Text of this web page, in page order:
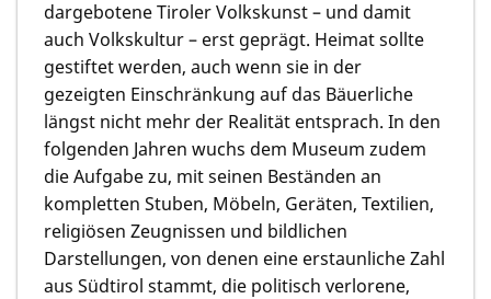
dargebotene Tiroler Volkskunst – und damit
auch Volkskultur – erst geprägt. Heimat sollte
gestiftet werden, auch wenn sie in der
gezeigten Einschränkung auf das Bäuerliche
längst nicht mehr der Realität entsprach. In den
folgenden Jahren wuchs dem Museum zudem
die Aufgabe zu, mit seinen Beständen an
kompletten Stuben, Möbeln, Geräten, Textilien,
religiösen Zeugnissen und bildlichen
Darstellungen, von denen eine erstaunliche Zahl
aus Südtirol stammt, die politisch verlorene,